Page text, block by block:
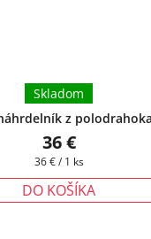
z
srdce ®
krabička zadarmo
Skladom
36 €
Jednotková
36 € / 1 ks
DO KOŠÍKA